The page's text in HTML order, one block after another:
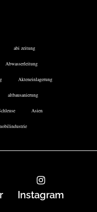
abi zeitung
Abwasserleitung
Akteneinlagerung
altbausanierung
Asien
Instagram